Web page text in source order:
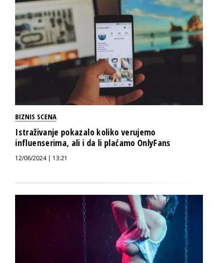
BIZNIS SCENA
Istraživanje pokazalo koliko verujemo
influenserima, ali i da li plaćamo OnlyFans
12/06/2024 | 13:21